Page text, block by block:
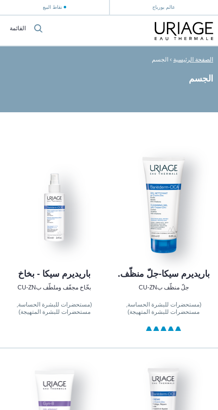
عالم يورياج نقاط البيع
القائمة
الصفحة الرئيسية › الجسم
الجسم
باريديرم سيكا-جلّ منظّف.
جلّ منظّف بCU-ZN
(مستحضرات للبشرة الحساسة,
مستحضرات للبشرة المتهيجة)
باريديرم سيكا - بخاخ
بخّاخ مجفّف وملطّف بCU-ZN
(مستحضرات للبشرة الحساسة,
مستحضرات للبشرة المتهيجة)